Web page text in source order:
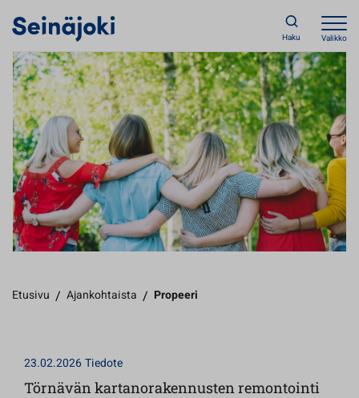
Haku Valikko
Etusivu / Ajankohtaista / Propeeri
23.02.2026Tiedote
Törnävän kartanorakennusten remontointi